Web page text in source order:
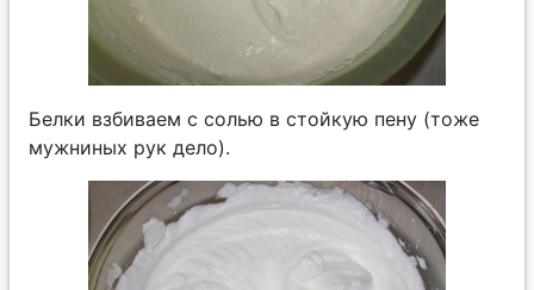
Белки взбиваем с солью в стойкую пену (тоже
мужниных рук дело).